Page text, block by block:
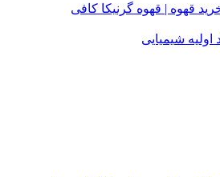
قهوه | قهوه گرنیکا کافی
شیمیایی